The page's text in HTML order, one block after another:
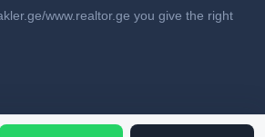
www.realtor.ge you give the right